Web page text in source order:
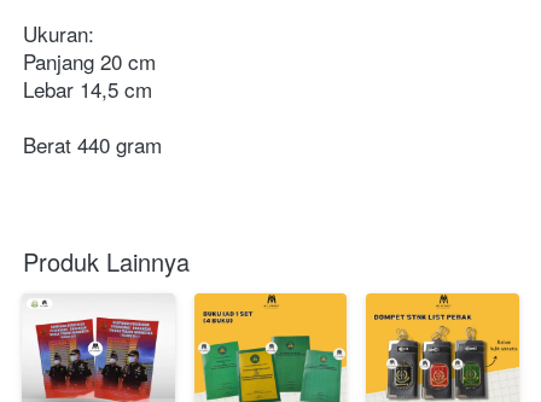
Ukuran:
Panjang 20 cm
Lebar 14,5 cm
Berat 440 gram
Produk Lainnya